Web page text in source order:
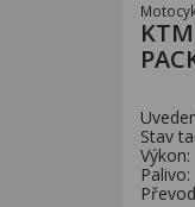
Stav
Výkon:
Palivo: